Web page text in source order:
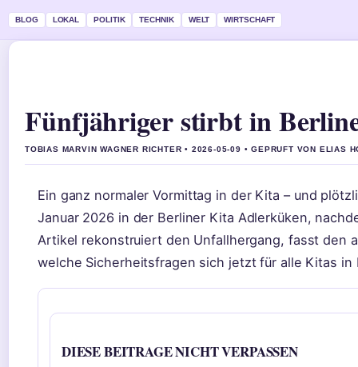
BLOG LOKAL POLITIK TECHNIK WELT WIRTSCHAFT
Fünfjähriger stirbt in
TOBIAS MARVIN WAGNER RICHTER • 2026-05-09 • GEPRUFT VON ELIAS
Ein ganz normaler Vormittag in der Kita – und
Januar 2026 in der Berliner Kita Adlerküken,
Artikel rekonstruiert den Unfallhergang, fasst den
welche Sicherheitsfragen sich jetzt für alle Kitas in
DIESE BEITRAGE NICHT VERPASSEN